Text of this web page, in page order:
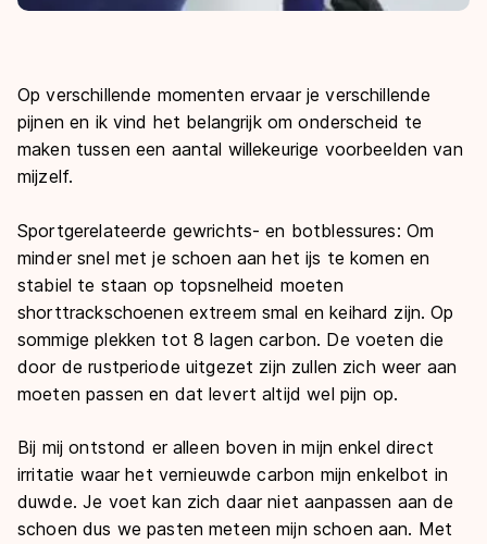
Op verschillende momenten ervaar je verschillende
pijnen en ik vind het belangrijk om onderscheid te
maken tussen een aantal willekeurige voorbeelden van
mijzelf.
Sportgerelateerde gewrichts- en botblessures: Om
minder snel met je schoen aan het ijs te komen en
stabiel te staan op topsnelheid moeten
shorttrackschoenen extreem smal en keihard zijn. Op
sommige plekken tot 8 lagen carbon. De voeten die
door de rustperiode uitgezet zijn zullen zich weer aan
moeten passen en dat levert altijd wel pijn op.
Bij mij ontstond er alleen boven in mijn enkel direct
irritatie waar het vernieuwde carbon mijn enkelbot in
duwde. Je voet kan zich daar niet aanpassen aan de
schoen dus we pasten meteen mijn schoen aan. Met